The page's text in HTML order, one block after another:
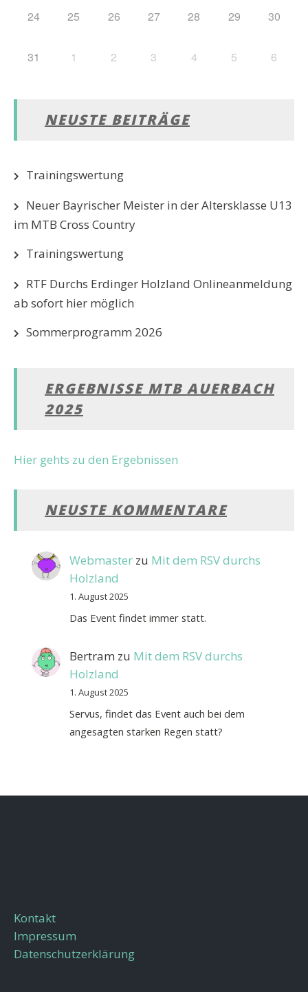
24 25 26 27 28 29 30
31 1 2 3 4 5 6
NEUSTE BEITRÄGE
Trainingswertung
Neuer Bayrischer Meister in der Altersklasse U13
im MTB Cross Country
Trainingswertung
RTF Durchs Erdinger Holzland Onlineanmeldung
ab sofort hier möglich
Sommerprogramm 2026
ERGEBNISSE MTB AUERBACH
2025
Hier gehts zu den Ergebnissen
NEUSTE KOMMENTARE
Webmasterzu Mit dem RSV durchs
Holzland
1. August 2025
Das Event findet immer statt.
Bertram zu Mit dem RSV durchs
Holzland
1. August 2025
Servus, findet das Event auch bei dem
angesagten starken Regen statt?
Kontakt
Impressum
Datenschutzerklärung